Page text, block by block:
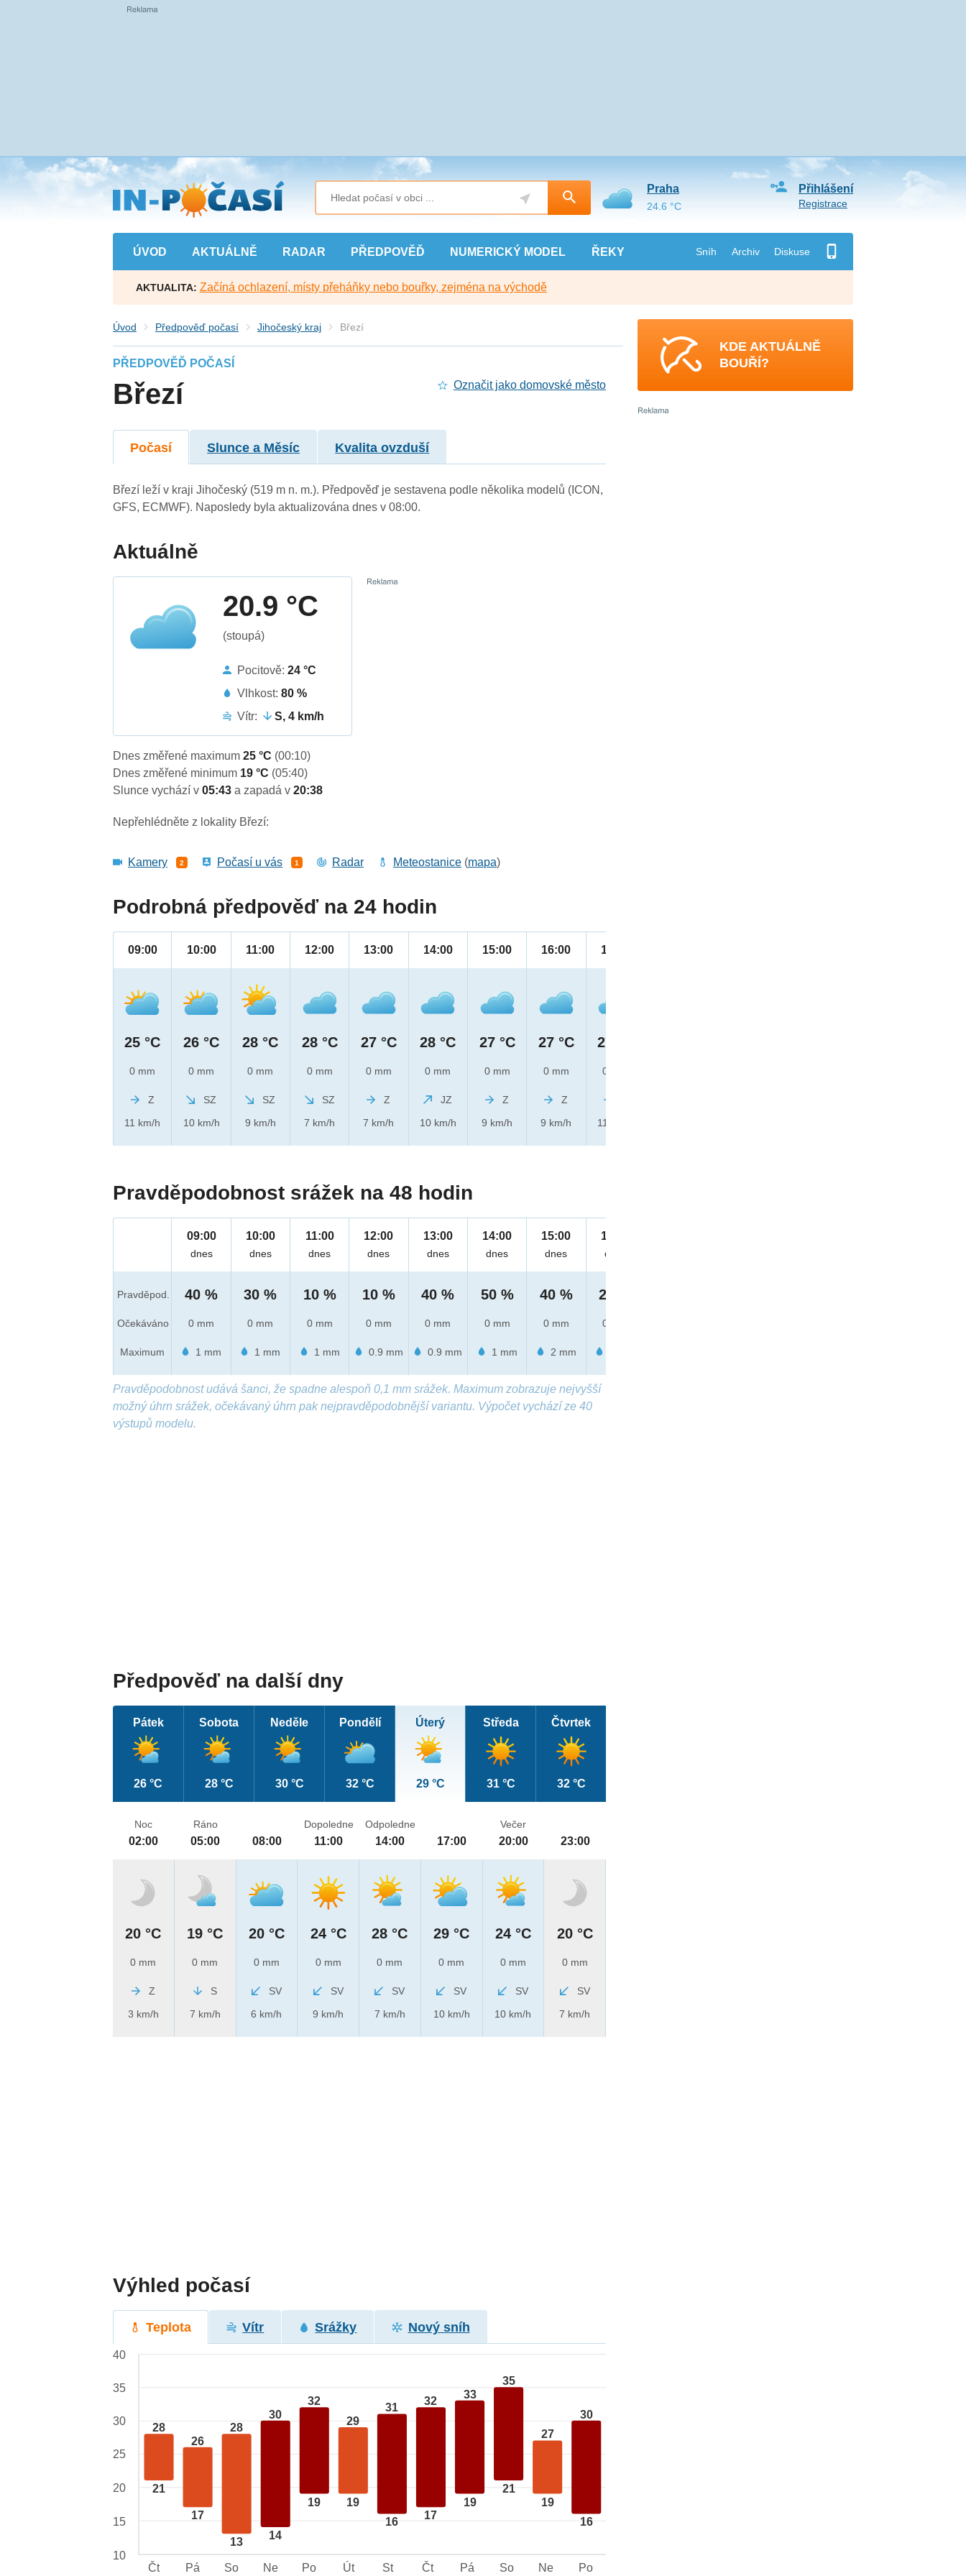
Přejít
na
hlavní
obsah
ÚVOD AKTUÁLNĚ RADAR PŘEDPOVĚĎ NUMERICKÝ MODEL ŘEKY Sníh Archiv Diskuse
Přihlášení
Registrace
Praha
24.6 °C
AKTUALITA: Začíná ochlazení, místy přeháňky nebo bouřky, zejména na východě
Úvod Předpověď počasí Jihočeský kraj Březí
PŘEDPOVĚĎ POČASÍ
Březí Označit jako domovské město
Počasí Slunce a Měsíc Kvalita ovzduší
Březí leží v kraji Jihočeský (519 m n. m.). Předpověď je sestavena podle několika modelů (ICON,
GFS, ECMWF). Naposledy byla aktualizována dnes v 08:00.
Aktuálně
20.9 °C
(stoupá)
Pocitově:24 °C
Vlhkost:80 %
Vítr:
S, 4 km/h
Dnes změřené maximum25 °C (00:10)
Dnes změřené minimum 19 °C (05:40)
Slunce vychází v05:43a zapadá v20:38
Nepřehlédněte z lokality Březí:
Kamery 2 Počasí u vás 1 Radar Meteostanice (mapa)
Podrobná předpověď na 24 hodin
09:00
25 °C
0 mm
Z
11 km/h
10:00
26 °C
0 mm
SZ
10 km/h
11:00
28 °C
0 mm
SZ
9 km/h
12:00
28 °C
0 mm
SZ
7 km/h
13:00
27 °C
0 mm
Z
7 km/h
14:00
28 °C
0 mm
JZ
10 km/h
15:00
27 °C
0 mm
Z
9 km/h
16:00
27 °C
0 mm
Z
9 km/h
17:00
27 °C
0 mm
11 km/h
Pravděpodobnost srážek na 48 hodin
Pravděpod.
Očekáváno
Maximum
09:00
dnes
40 %
0 mm
1 mm
10:00
dnes
30 %
0 mm
1 mm
11:00
dnes
10 %
0 mm
1 mm
12:00
dnes
10 %
0 mm
0.9 mm
13:00
dnes
40 %
0 mm
0.9 mm
14:00
dnes
50 %
0 mm
1 mm
15:00
dnes
40 %
0 mm
2 mm
16:00
dnes
20 %
0 mm
Pravděpodobnost udává šanci, že spadne alespoň 0,1 mm srážek. Maximum zobrazuje nejvyšší
možný úhrn srážek, očekávaný úhrn pak nejpravděpodobnější variantu. Výpočet vychází ze 40
výstupů modelu.
Předpověď na další dny
Pátek
26 °C
Sobota
28 °C
Neděle
30 °C
Pondělí
32 °C
Úterý
29 °C
Středa
31 °C
Čtvrtek
32 °C
Noc
02:00
20 °C
0 mm
Z
3 km/h
Ráno
05:00
19 °C
0 mm
S
7 km/h
08:00
20 °C
0 mm
SV
6 km/h
Dopoledne
11:00
24 °C
0 mm
SV
9 km/h
Odpoledne
14:00
28 °C
0 mm
SV
7 km/h
17:00
29 °C
0 mm
SV
10 km/h
Večer
20:00
24 °C
0 mm
SV
10 km/h
23:00
20 °C
0 mm
SV
7 km/h
Výhled počasí
Teplota Vítr Srážky Nový sníh
28
21
26
17
28
13
30
14
32
19
29
19
31
16
32
17
33
19
35
21
27
19
30
16
40
35
30
25
20
15
10
Čt
Pá So Ne Po Út St Čt Pá So Ne Po
KDE AKTUÁLNĚ
BOUŘÍ?